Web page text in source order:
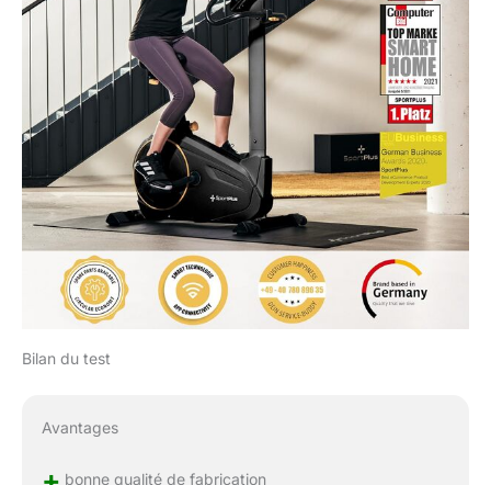
entraînement ! LE
POUR TOI - Depuis 20
ans, SportPlus produit des
équipements sportifs de
qualité et durables. Si tu as
une question, notre
service après-vente à
Hambourg se fera un
plaisir de t'aider
personnellement. Pour que
tu puisses profiter
longtemps de ton nouvel
appareil, nous avons un
stock permanent de
Bilan du test
Avantages
bonne qualité de fabrication